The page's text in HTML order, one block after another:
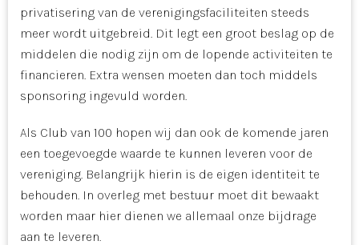
privatisering van de verenigingsfaciliteiten steeds
meer wordt uitgebreid. Dit legt een groot beslag op de
middelen die nodig zijn om de lopende activiteiten te
financieren. Extra wensen moeten dan toch middels
sponsoring ingevuld worden.
Als Club van 100 hopen wij dan ook de komende jaren
een toegevoegde waarde te kunnen leveren voor de
vereniging. Belangrijk hierin is de eigen identiteit te
behouden. In overleg met bestuur moet dit bewaakt
worden maar hier dienen we allemaal onze bijdrage
aan te leveren.